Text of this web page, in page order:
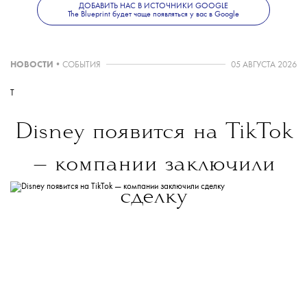
ДОБАВИТЬ НАС В ИСТОЧНИКИ GOOGLE
The Blueprint будет чаще появляться у вас в Google
НОВОСТИ • СОБЫТИЯ 05 АВГУСТА 2026
T
Disney появится на TikTok
— компании заключили
сделку